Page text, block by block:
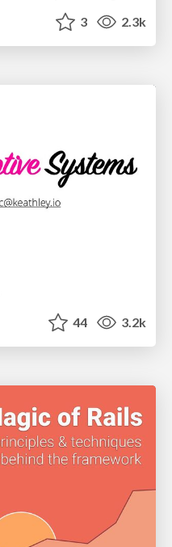
3 2.3k
44 3.2k